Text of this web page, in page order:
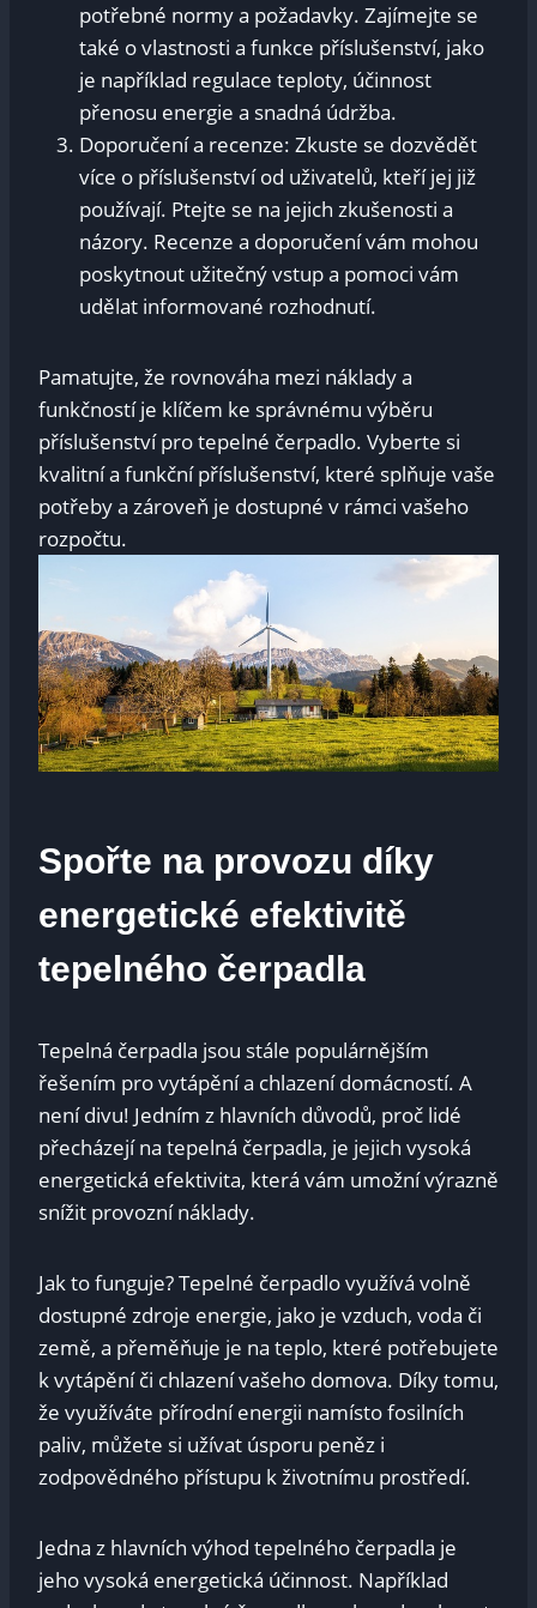
potřebné normy a požadavky. Zajímejte se
také o vlastnosti a funkce příslušenství, jako
je například regulace teploty, účinnost
přenosu energie a snadná údržba.
Doporučení a recenze: Zkuste se dozvědět
více o příslušenství od uživatelů, kteří jej již
používají. Ptejte se na jejich zkušenosti a
názory. Recenze a doporučení vám mohou
poskytnout užitečný vstup a pomoci vám
udělat informované rozhodnutí.
Pamatujte, že rovnováha mezi náklady a
funkčností je klíčem ke správnému výběru
příslušenství pro tepelné čerpadlo. Vyberte si
kvalitní a funkční příslušenství, které splňuje vaše
potřeby a zároveň je dostupné v rámci vašeho
rozpočtu.
Spořte na provozu díky
energetické efektivitě
tepelného čerpadla
Tepelná čerpadla jsou stále populárnějším
řešením pro vytápění a chlazení domácností. A
není divu! Jedním z hlavních důvodů, proč lidé
přecházejí na tepelná čerpadla, je jejich vysoká
energetická efektivita, která vám umožní výrazně
snížit provozní náklady.
Jak to funguje? Tepelné čerpadlo využívá volně
dostupné zdroje energie, jako je vzduch, voda či
země, a přeměňuje je na teplo, které potřebujete
k vytápění či chlazení vašeho domova. Díky tomu,
že využíváte přírodní energii namísto fosilních
paliv, můžete si užívat úsporu peněz i
zodpovědného přístupu k životnímu prostředí.
Jedna z hlavních výhod tepelného čerpadla je
jeho vysoká energetická účinnost. Například